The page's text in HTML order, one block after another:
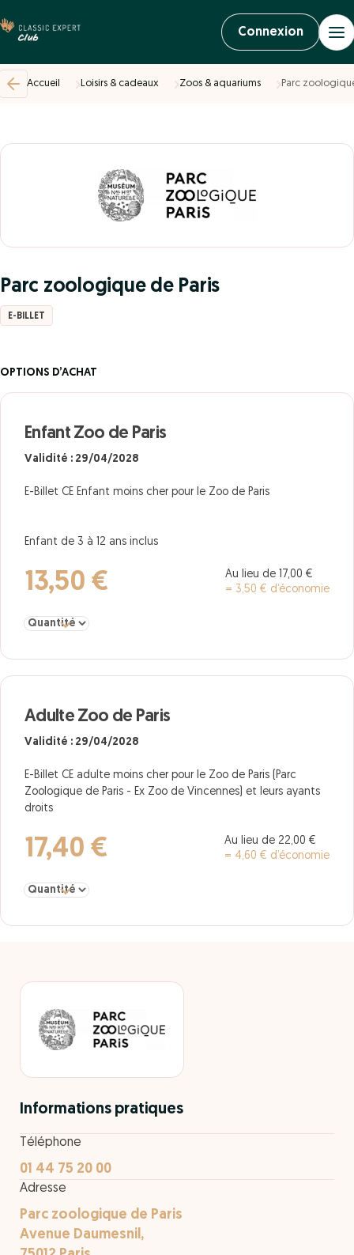
Connexion
Accueil Loisirs & cadeaux Zoos & aquariums Parc
Parc zoologique de Paris
E-BILLET
OPTIONS D’ACHAT
Enfant Zoo de Paris
Validité : 29/04/2028
E-Billet CE Enfant moins cher pour le Zoo de Paris
Enfant de 3 à 12 ans inclus
13,50 €
Au lieu de 17,00 €
= 3,50 € d’économie
Sélectionner la quantité pour Enfant Zoo de Paris
Adulte Zoo de Paris
Validité : 29/04/2028
E-Billet CE adulte moins cher pour le Zoo de Paris (Parc
Zoologique de Paris - Ex Zoo de Vincennes) et leurs ayants
droits
17,40 €
Au lieu de 22,00 €
= 4,60 € d’économie
Sélectionner la quantité pour Adulte Zoo de Paris
Informations pratiques
Téléphone
01 44 75 20 00
Adresse
Parc zoologique de Paris
Avenue Daumesnil,